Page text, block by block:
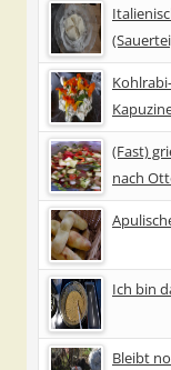
(Fast)
nach
Ich bin
Bleibt